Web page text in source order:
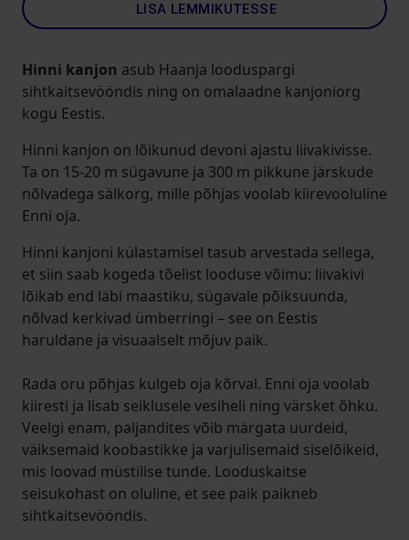
LISA LEMMIKUTESSE
Hinni kanjon asub Haanja looduspargi
sihtkaitsevööndis ning on omalaadne kanjoniorg
kogu Eestis.
Hinni kanjon on lõikunud devoni ajastu liivakivisse.
Ta on 15-20 m sügavune ja 300 m pikkune järskude
nõlvadega sälkorg, mille põhjas voolab kiirevooluline
Enni oja.
Hinni kanjoni külastamisel tasub arvestada sellega,
et siin saab kogeda tõelist looduse võimu: liivakivi
lõikab end läbi maastiku, sügavale põiksuunda,
nõlvad kerkivad ümberringi – see on Eestis
haruldane ja visuaalselt mõjuv paik.
Rada oru põhjas kulgeb oja kõrval. Enni oja voolab
kiiresti ja lisab seiklusele vesiheli ning värsket õhku.
Veelgi enam, paljandites võib märgata uurdeid,
väiksemaid koobastikke ja varjulisemaid sise­lõikeid,
mis loovad müstilise tunde. Looduskaitse
seisukohast on oluline, et see paik paikneb
sihtkaitsevööndis.